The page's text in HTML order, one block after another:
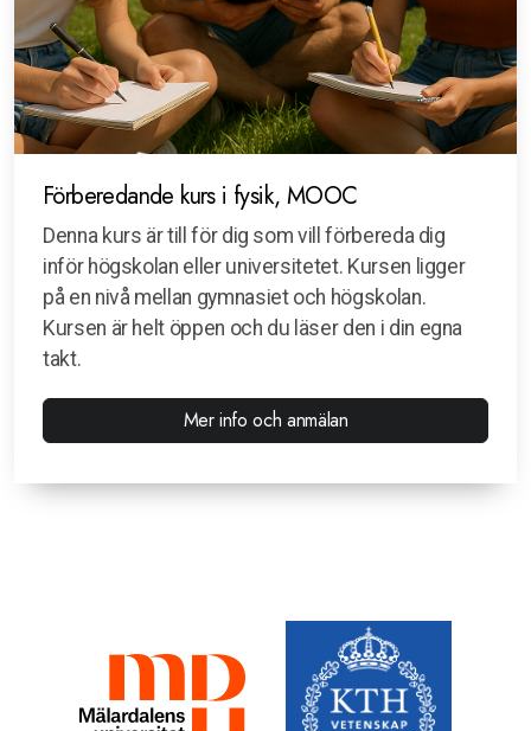
Förberedande kurs i fysik, MOOC
Denna kurs är till för dig som vill förbereda dig
inför högskolan eller universitetet. Kursen ligger
på en nivå mellan gymnasiet och högskolan.
Kursen är helt öppen och du läser den i din egna
takt.
Mer info och anmälan